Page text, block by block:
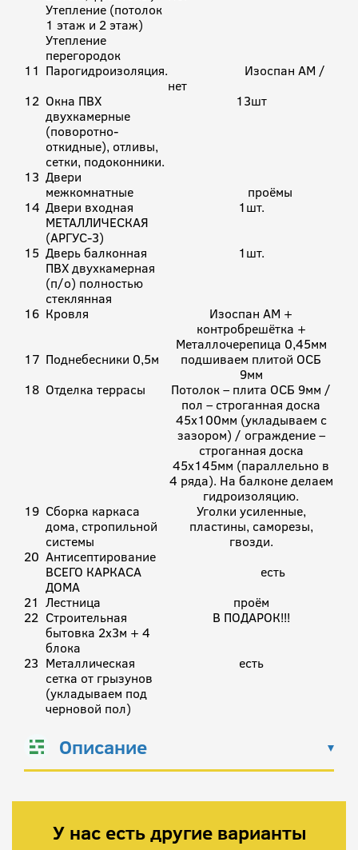
Утепление (потолок
1 этаж и 2 этаж)
Утепление
перегородок
11 Парогидроизоляция. Изоспан АМ /
нет
12 Окна ПВХ
двухкамерные
(поворотно-
откидные), отливы,
сетки, подоконники.
13шт
13 Двери
межкомнатные
проёмы
14 Двери входная
МЕТАЛЛИЧЕСКАЯ
(АРГУС-3)
1шт.
15 Дверь балконная
ПВХ двухкамерная
(п/о) полностью
стеклянная
1шт.
16 Кровля
Изоспан АМ +
контробрешётка +
Металлочерепица 0,45мм
17 Поднебесники 0,5м
подшиваем плитой ОСБ
9мм
18 Отделка террасы
Потолок – плита ОСБ 9мм /
пол – строганная доска
45х100мм (укладываем с
зазором) / ограждение –
строганная доска
45х145мм (параллельно в
4 ряда). На балконе делаем
гидроизоляцию.
19 Сборка каркаса
дома, стропильной
системы
Уголки усиленные,
пластины, саморезы,
гвозди.
20 Антисептирование
ВСЕГО КАРКАСА
ДОМА
есть
21 Лестница
проём
22 Строительная
бытовка 2х3м + 4
блока
В ПОДАРОК!!!
23 Металлическая
сетка от грызунов
(укладываем под
черновой пол)
есть
Описание
У нас есть другие варианты